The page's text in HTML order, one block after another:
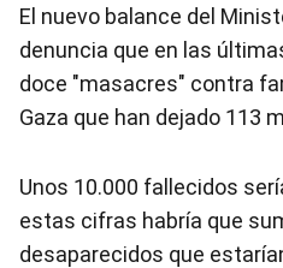
El nuevo balance del
denuncia que en las
doce "masacres" contra
Gaza que han dejado 113
Unos 10.000 fallecidos
estas cifras habría que
desaparecidos que